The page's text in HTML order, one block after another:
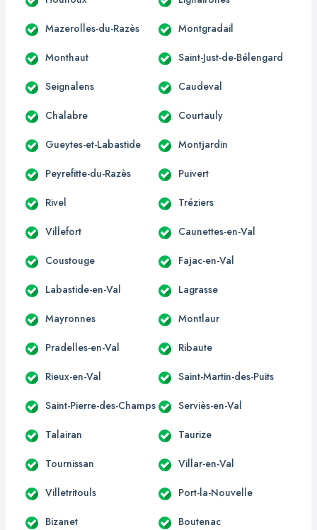
Mazerolles-du-Razès Montgradail
Monthaut Saint-Just-de-Bélengard
Seignalens Caudeval
Chalabre Courtauly
Gueytes-et-Labastide Montjardin
Peyrefitte-du-Razès Puivert
Rivel Tréziers
Villefort Caunettes-en-Val
Coustouge Fajac-en-Val
Labastide-en-Val Lagrasse
Mayronnes Montlaur
Pradelles-en-Val Ribaute
Rieux-en-Val Saint-Martin-des-Puits
Saint-Pierre-des-Champs Serviès-en-Val
Talairan Taurize
Tournissan Villar-en-Val
Villetritouls Port-la-Nouvelle
Bizanet Boutenac